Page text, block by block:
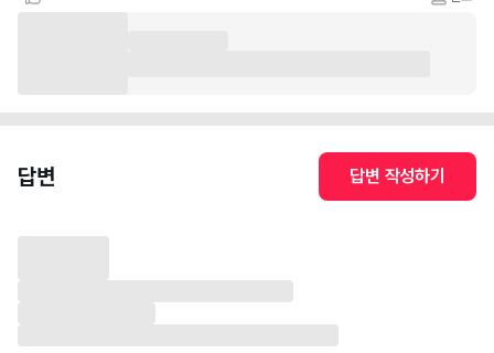
답변 답변 작성하기